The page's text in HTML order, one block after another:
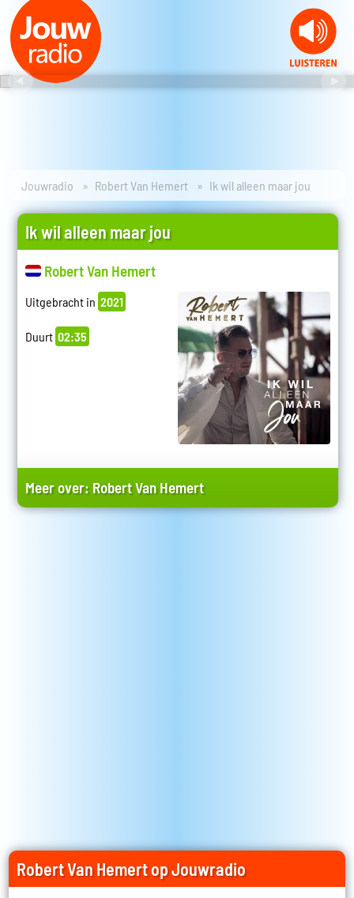
Jouwradio Robert Van Hemert Ik wil alleen maar jou
Ik wil alleen maar jou
Robert Van Hemert
Uitgebracht in 2021
Duurt 02:35
Meer over: Robert Van Hemert
Robert Van Hemert op Jouwradio